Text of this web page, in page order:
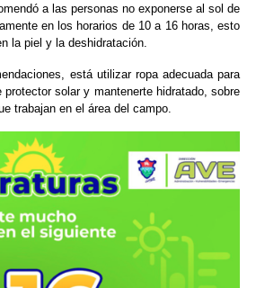
a las personas no exponerse al sol de
en los horarios de 10 a 16 horas, esto
la piel y la deshidratación.
está utilizar ropa adecuada para
solar y mantenerte hidratado, sobre
trabajan en el área del campo.